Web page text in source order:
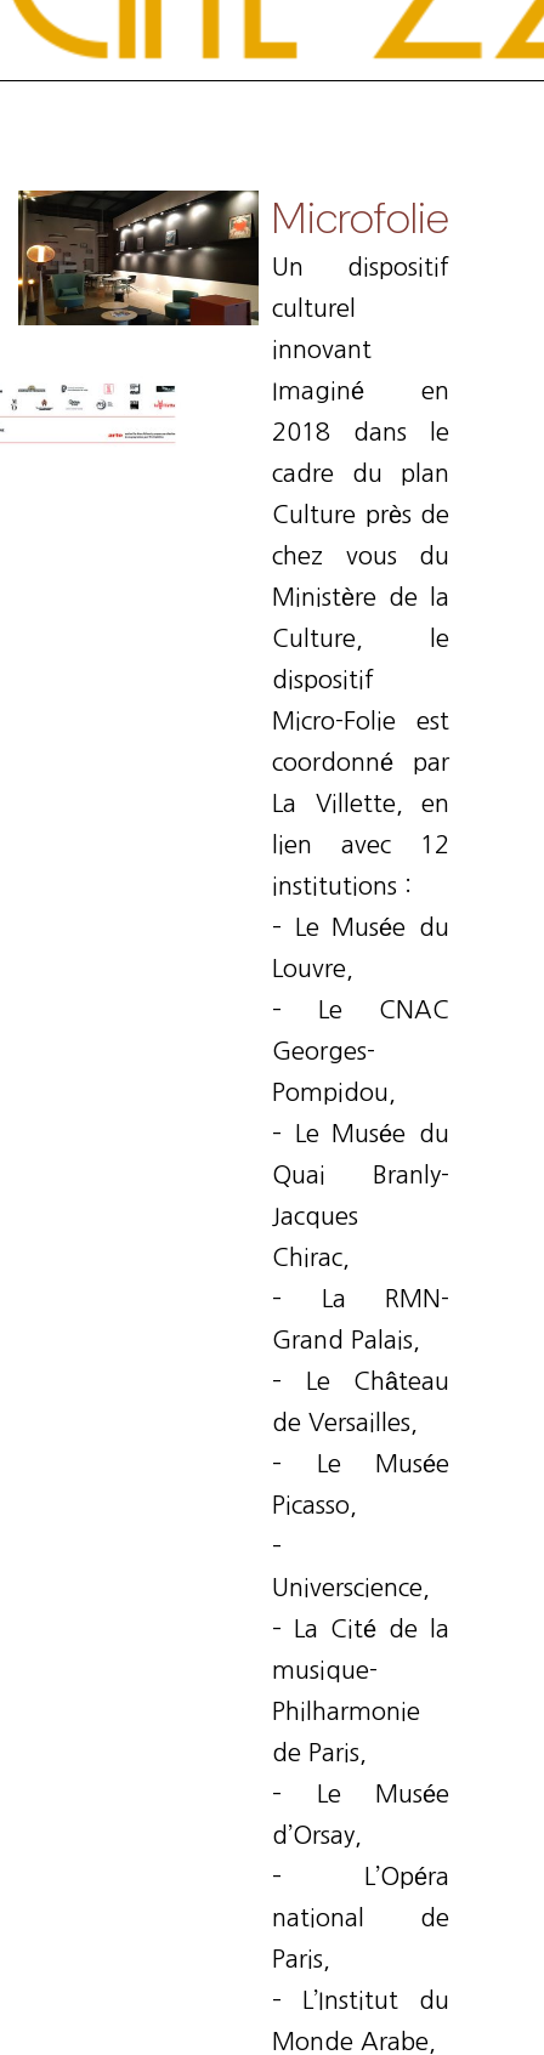
Microfolie
Un dispositif
culturel
innovant
Imaginé en
2018 dans le
cadre du plan
Culture près de
chez vous du
Ministère de la
Culture, le
dispositif
Micro-Folie est
coordonné par
La Villette, en
lien avec 12
institutions :
– Le Musée du
Louvre,
– Le CNAC
Georges-
Pompidou,
– Le Musée du
Quai Branly-
Jacques
Chirac,
– La RMN-
Grand Palais,
– Le Château
de Versailles,
– Le Musée
Picasso,
–
Universcience,
– La Cité de la
musique-
Philharmonie
de Paris,
– Le Musée
d’Orsay,
– L’Opéra
national de
Paris,
– L’Institut du
Monde Arabe,